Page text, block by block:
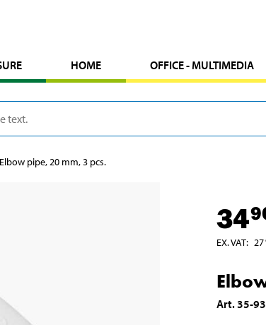
HOME OFFICE - MULTIMEDIA
Elbow pipe, 20 mm, 3 pcs.
34
EX. VAT: 27
Art.35-